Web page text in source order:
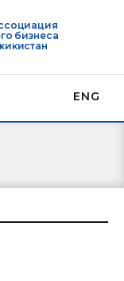
бизнеса
ENG